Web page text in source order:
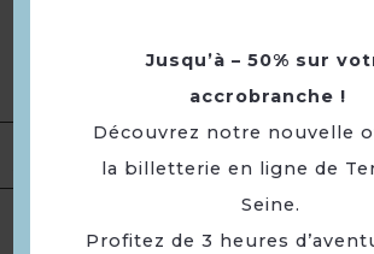
Location de
Langue(s)
Jusqu’à – 50% sur
accrobranche !
Découvrez notre nouvelle
la billetterie en ligne de
Seine.
Profitez de 3 heures